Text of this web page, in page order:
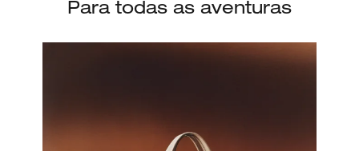
Para todas as aventuras